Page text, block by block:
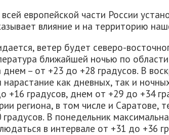
европейской части России
влияние и на территорию
ветер будет северо-
ближайшей ночью по
– от +23 до +28 градусов. В
как дневных, так и
+16 градусов, днем от +29 до +34
региона, в том числе и Саратове,
В понедельник
в интервале от +31 до +36